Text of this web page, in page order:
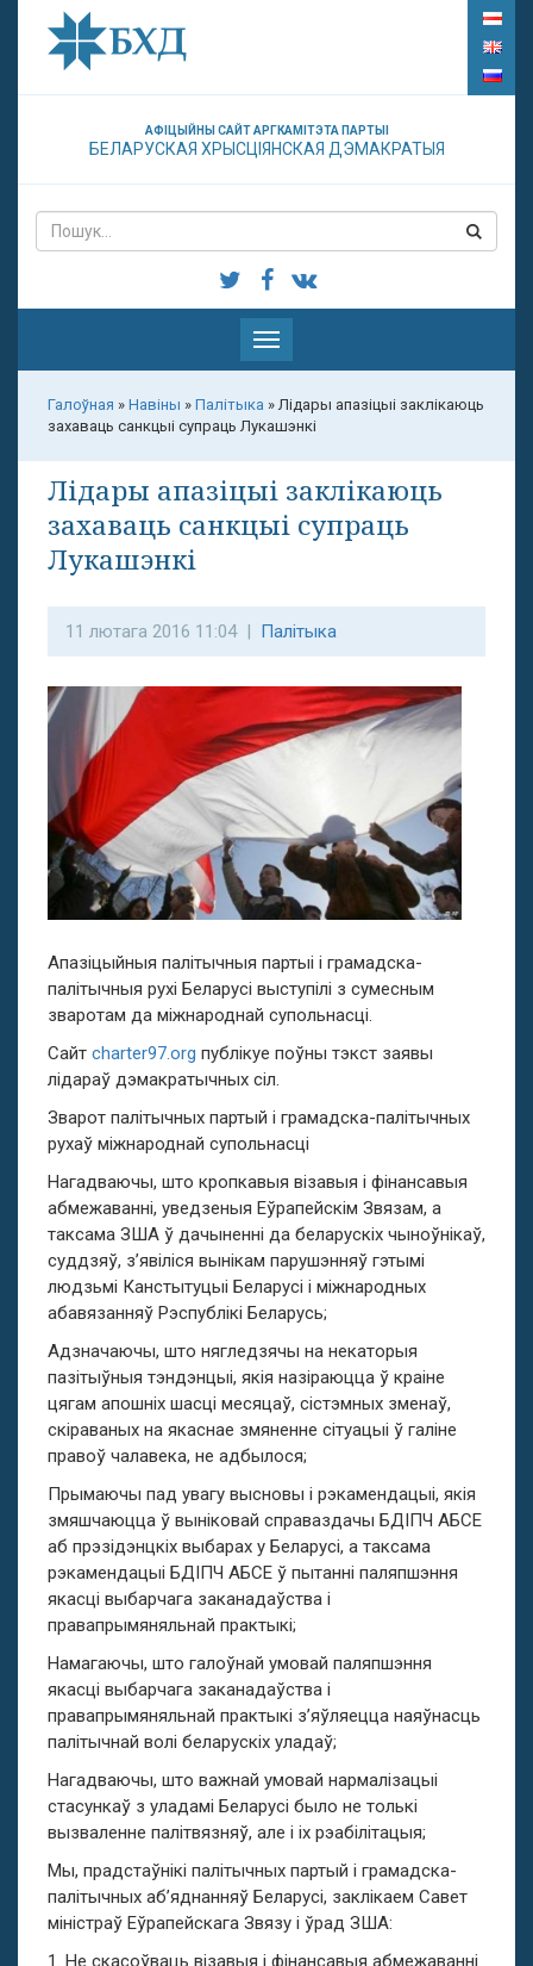
АФІЦЫЙНЫ САЙТ АРГКАМІТЭТА ПАРТЫІ
БЕЛАРУСКАЯ ХРЫСЦІЯНСКАЯ ДЭМАКРАТЫЯ
Паказаць
меню
Галоўная » Навіны » Палітыка »Лідары апазіцыі заклікаюць
захаваць санкцыі супраць Лукашэнкі
Лідары апазіцыі заклікаюць
захаваць санкцыі супраць
Лукашэнкі
11 лютага 2016 11:04 | Палітыка
Апазіцыйныя палітычныя партыі і грамадска-
палітычныя рухі Беларусі выступілі з сумесным
зваротам да міжнароднай супольнасці.
Сайт charter97.org публікуе поўны тэкст заявы
лідараў дэмакратычных сіл.
Зварот палітычных партый і грамадска-палітычных
рухаў міжнароднай супольнасці
Нагадваючы, што кропкавыя візавыя і фінансавыя
абмежаванні, уведзеныя Еўрапейскім Звязам, а
таксама ЗША ў дачыненні да беларускіх чыноўнікаў,
суддзяў, з’явіліся вынікам парушэнняў гэтымі
людзьмі Канстытуцыі Беларусі і міжнародных
абавязанняў Рэспублікі Беларусь;
Адзначаючы, што нягледзячы на некаторыя
пазітыўныя тэндэнцыі, якія назіраюцца ў краіне
цягам апошніх шасці месяцаў, сістэмных зменаў,
скіраваных на якаснае змяненне сітуацыі ў галіне
правоў чалавека, не адбылося;
Прымаючы пад увагу высновы і рэкамендацыі, якія
змяшчаюцца ў выніковай справаздачы БДІПЧ АБСЕ
аб прэзідэнцкіх выбарах у Беларусі, а таксама
рэкамендацыі БДІПЧ АБСЕ ў пытанні паляпшэння
якасці выбарчага заканадаўства і
правапрымяняльнай практыкі;
Намагаючы, што галоўнай умовай паляпшэння
якасці выбарчага заканадаўства і
правапрымяняльнай практыкі з’яўляецца наяўнасць
палітычнай волі беларускіх уладаў;
Нагадваючы, што важнай умовай нармалізацыі
стасункаў з уладамі Беларусі было не толькі
вызваленне палітвязняў, але і іх рэабілітацыя;
Мы, прадстаўнікі палітычных партый і грамадска-
палітычных аб’яднанняў Беларусі, заклікаем Савет
міністраў Еўрапейскага Звязу і ўрад ЗША:
1. Не скасоўваць візавыя і фінансавыя абмежаванні